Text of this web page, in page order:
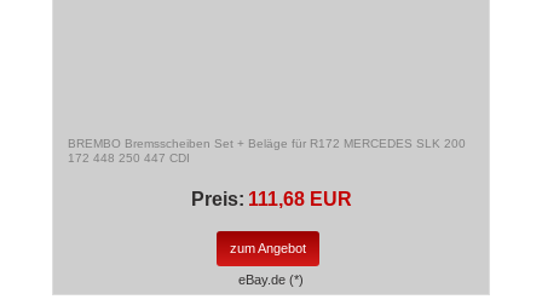
BREMBO Bremsscheiben Set + Beläge für R172 MERCEDES SLK 200
172 448 250 447 CDI
Preis: 111,68 EUR
zum Angebot
eBay.de (*)